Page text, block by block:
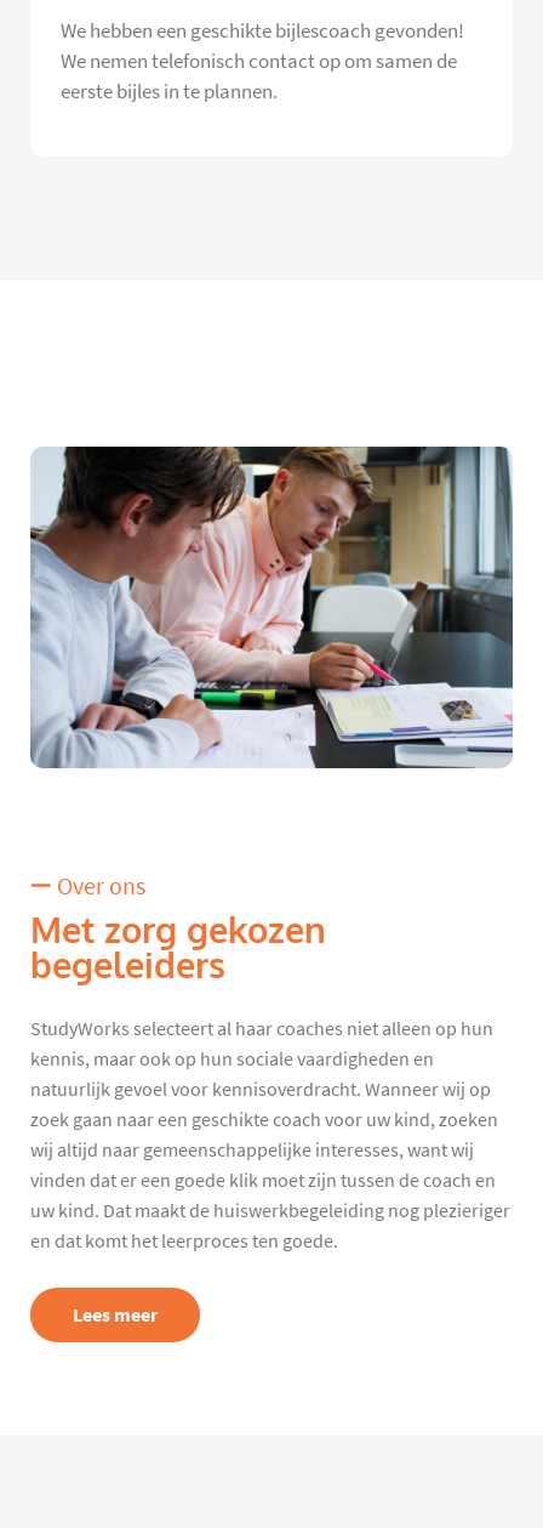
We hebben een geschikte bijlescoach gevonden!
We nemen telefonisch contact op om samen de
eerste bijles in te plannen.
Over ons
Met zorg gekozen
begeleiders
StudyWorks selecteert al haar coaches niet alleen op hun
kennis, maar ook op hun sociale vaardigheden en
natuurlijk gevoel voor kennisoverdracht. Wanneer wij op
zoek gaan naar een geschikte coach voor uw kind, zoeken
wij altijd naar gemeenschappelijke interesses, want wij
vinden dat er een goede klik moet zijn tussen de coach en
uw kind. Dat maakt de huiswerkbegeleiding nog plezieriger
en dat komt het leerproces ten goede.
Lees meer